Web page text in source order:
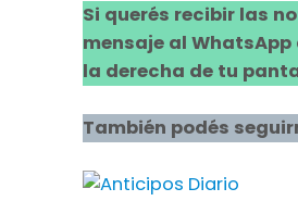
Si querés recibir las
mensaje al
la derecha de tu
También podés